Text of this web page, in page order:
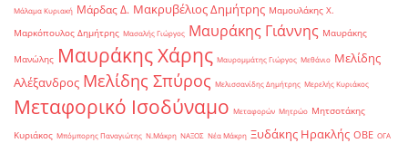
Μάλαμα Κυριακή Μάρδας Δ. Μακρυβέλιος Δημήτρης Μαμουλάκης Χ.
Μαρκόπουλος Δημήτρης Μασαλής Γιώργος Μαυράκης Γιάννης Μαυράκης
Μανώλης Μαυράκης Χάρης Μαυρομμάτης Γιώργος Μεθάνιο Μελίδης
Αλέξανδρος Μελίδης Σπύρος Μελισσανίδης Δημήτρης Μερελής Κυριάκος
Μεταφορικό Ισοδύναμο Μεταφορών Μητρώο Μητσοτάκης
Κυριάκος Μπόμπορης Παναγιώτης Ν.Μάκρη ΝΑΞΟΣ Νέα Μάκρη Ξυδάκης Ηρακλής ΟΒΕ ΟΓΑ